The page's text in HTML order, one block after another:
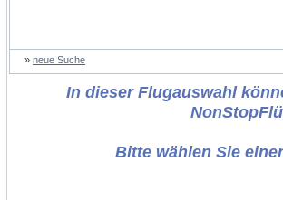
» neue Suche
In dieser Flugauswahl
Bitte wählen Sie